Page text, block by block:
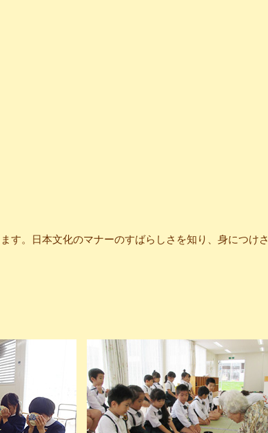
す。日本文化のマナーのすばらしさを知り、身につけさ